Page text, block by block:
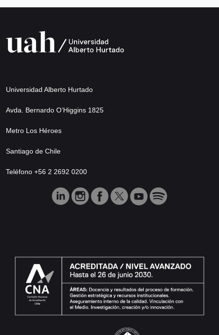
Universidad Alberto Hurtado
Avda. Bernardo O’Higgins 1825
Metro Los Héroes
Santiago de Chile
Teléfono +56 2 2692 0200